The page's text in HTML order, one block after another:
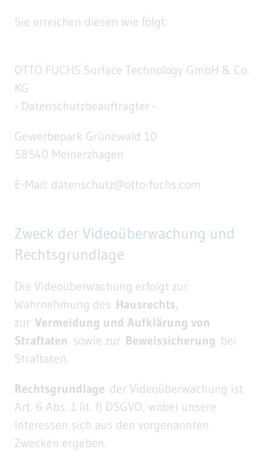
Sie erreichen diesen wie folgt:
OTTO FUCHS Surface Technology GmbH & Co.
KG
- Datenschutzbeauftragter -
Gewerbepark Grünewald 10
58540 Meinerzhagen
E-Mail: datenschutz@otto-fuchs.com
Zweck der Videoüberwachung und
Rechtsgrundlage
Die Videoüberwachung erfolgt zur
Wahrnehmung des Hausrechts,
zur Vermeidung und Aufklärung von
Straftaten sowie zur Beweissicherung bei
Straftaten.
Rechtsgrundlage der Videoüberwachung ist
Art. 6 Abs. 1 lit. f) DSGVO, wobei unsere
Interessen sich aus den vorgenannten
Zwecken ergeben.